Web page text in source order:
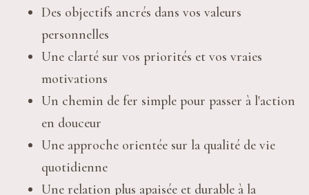
Des objectifs ancrés dans vos valeurs
personnelles
Une clarté sur vos priorités et vos vraies
motivations
Un chemin de fer simple pour passer à l'action
en douceur
Une approche orientée sur la qualité de vie
quotidienne
Une relation plus apaisée et durable à la